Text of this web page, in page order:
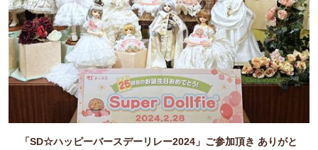
「SD☆ハッピーバースデーリレー2024」ご参加頂き ありがと